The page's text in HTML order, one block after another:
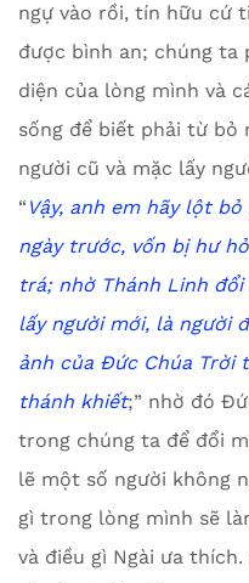
ngự vào rồi, tín hữu cứ
được bình an; chúng ta
diện của lòng mình và
sống để biết phải từ bỏ
người cũ và mặc lấy
“ Vậy, anh em hãy lột
ngày trước, vốn bị hư
trá; nhờ Thánh Linh
lấy người mới, là người
ảnh của Đức Chúa Trời
thánh khiết;” nhờ đó
trong chúng ta để đổi
lẽ một số người không
gì trong lòng mình sẽ
và điều gì Ngài ưa